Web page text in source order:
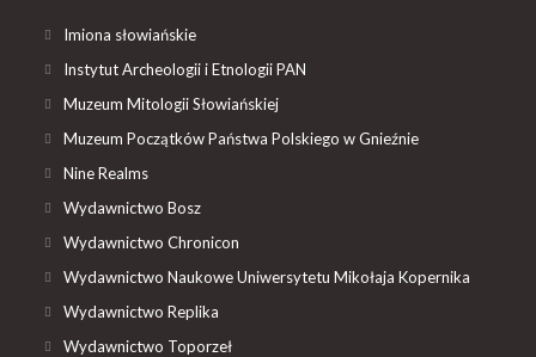
Imiona słowiańskie
Instytut Archeologii i Etnologii PAN
Muzeum Mitologii Słowiańskiej
Muzeum Początków Państwa Polskiego w Gnieźnie
Nine Realms
Wydawnictwo Bosz
Wydawnictwo Chronicon
Wydawnictwo Naukowe Uniwersytetu Mikołaja Kopernika
Wydawnictwo Replika
Wydawnictwo Toporzeł